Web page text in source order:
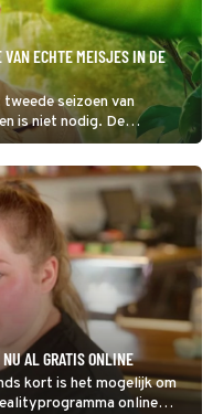
ECHTE MEISJES IN DE
seizoen van
is niet nodig. De
familie-editie van
AL GRATIS ONLINE
kort is het mogelijk om
online